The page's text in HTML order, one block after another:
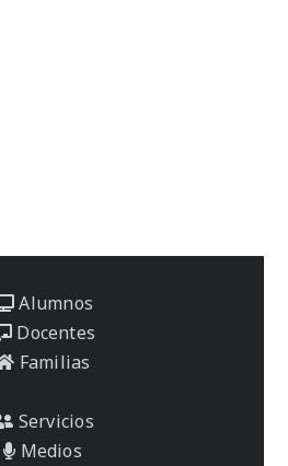
Alumnos
Docentes
Familias
Servicios
Medios